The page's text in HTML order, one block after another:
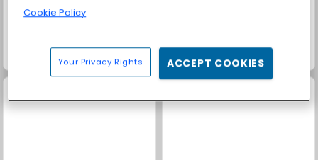
Royal Story Rummy World
Cookie Policy
Your Privacy Rights ACCEPT COOKIES